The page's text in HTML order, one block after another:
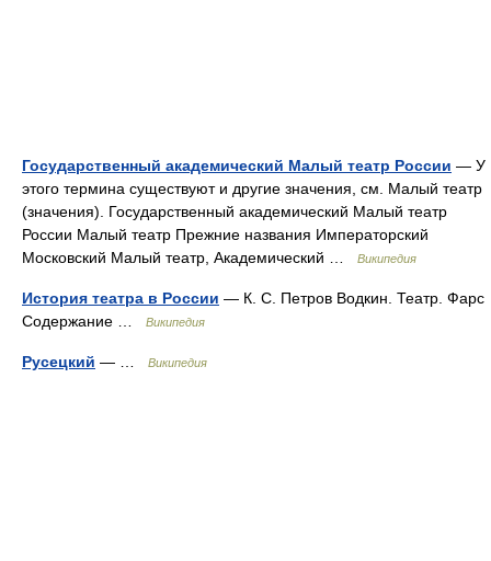
Государственный академический Малый театр России — У
этого термина существуют и другие значения, см. Малый театр
(значения). Государственный академический Малый театр
России Малый театр Прежние названия Императорский
Московский Малый театр, Академический …
Википедия
История театра в России — К. С. Петров Водкин. Театр. Фарс
Содержание …
Википедия
Русецкий — … Википедия